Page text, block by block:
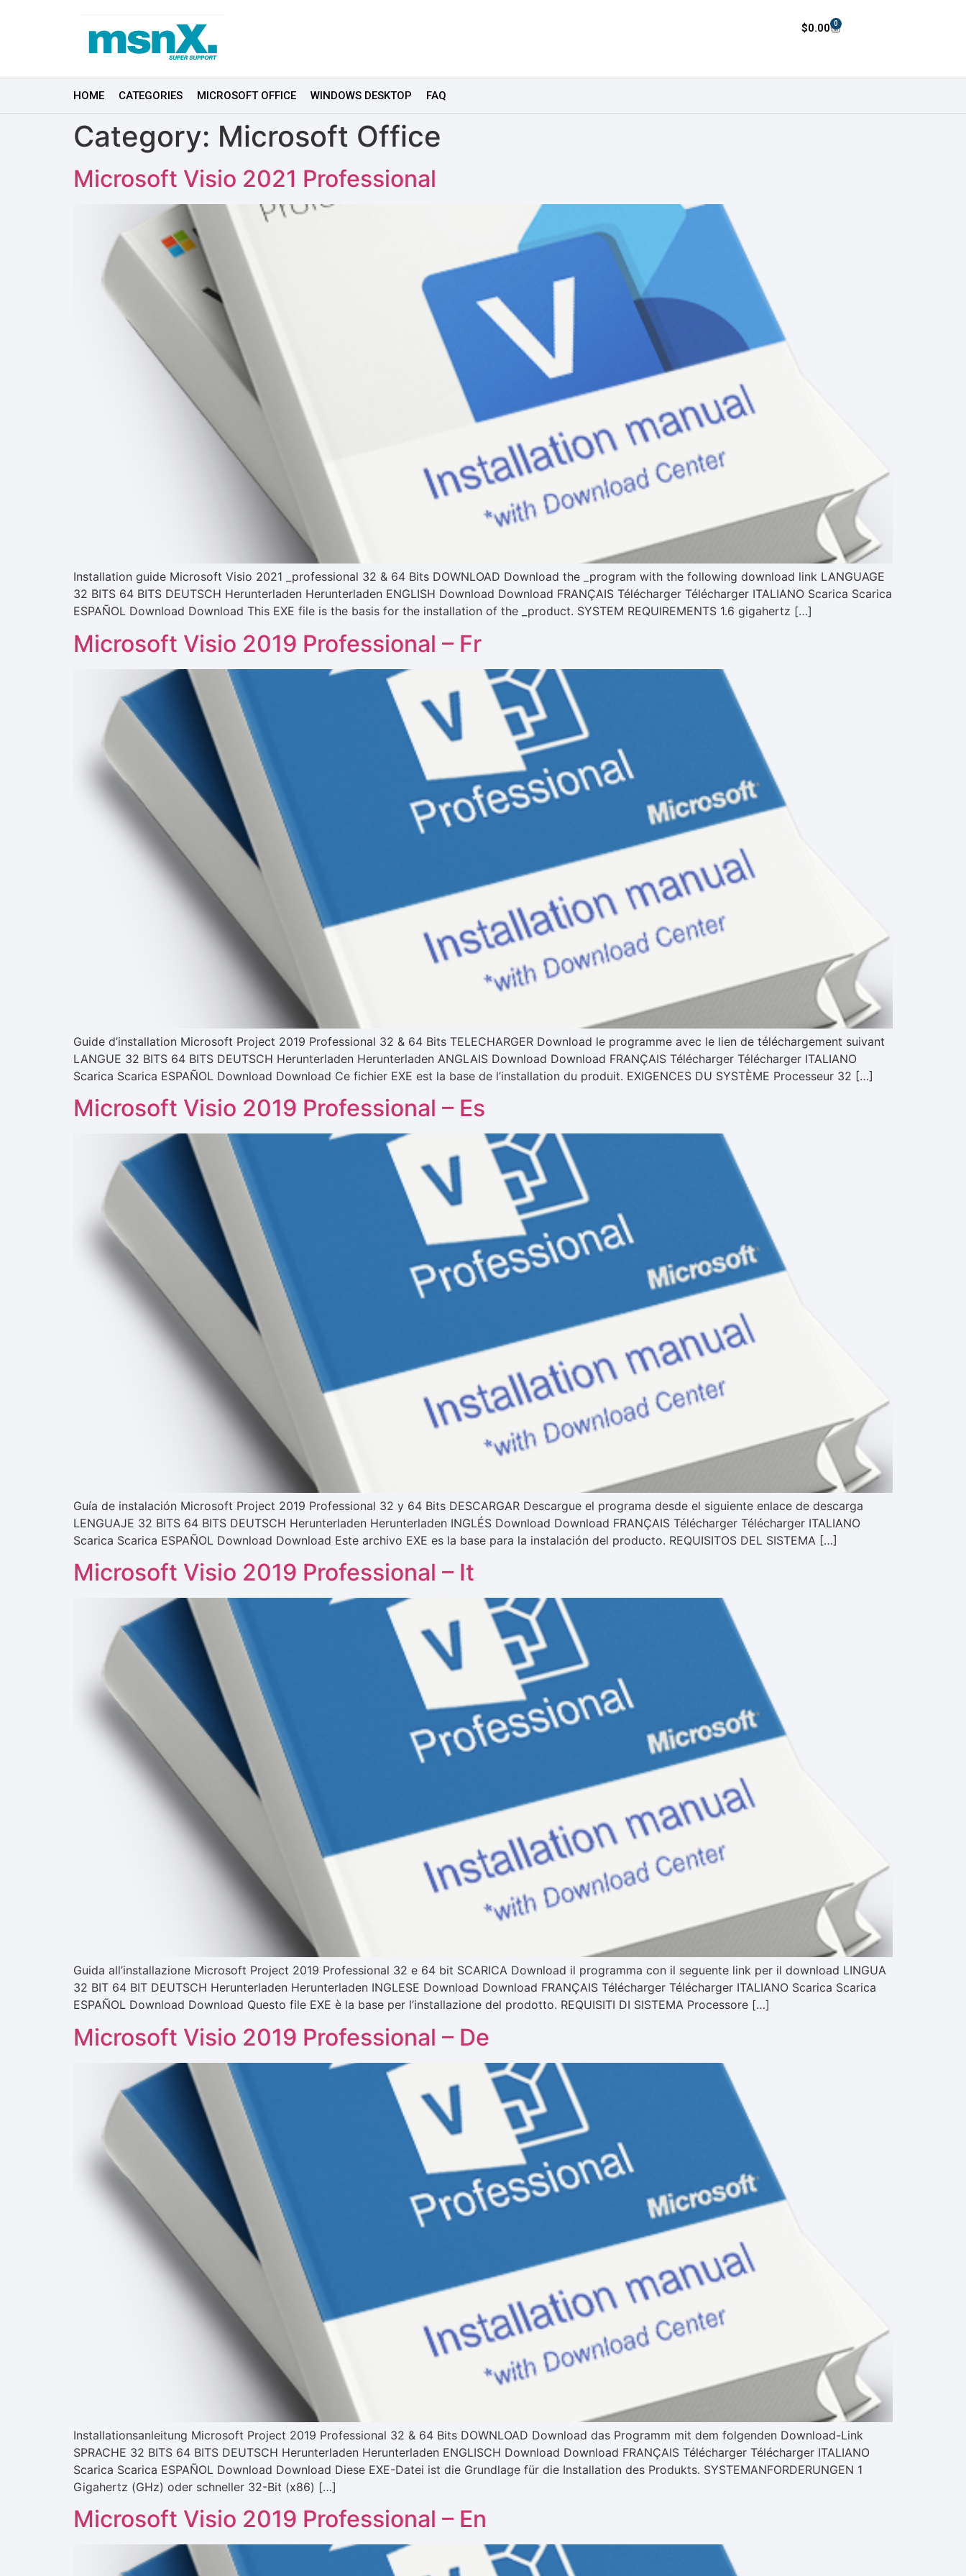
$0.00 0
HOME CATEGORIES MICROSOFT OFFICE WINDOWS DESKTOP FAQ
Category: Microsoft Office
Microsoft Visio 2021 Professional
Installation guide Microsoft Visio 2021 _professional 32 & 64 Bits DOWNLOAD Download the _program with the following download link LANGUAGE
32 BITS 64 BITS DEUTSCH Herunterladen Herunterladen ENGLISH Download Download FRANÇAIS Télécharger Télécharger ITALIANO Scarica Scarica
ESPAÑOL Download Download This EXE file is the basis for the installation of the _product. SYSTEM REQUIREMENTS 1.6 gigahertz […]
Microsoft Visio 2019 Professional – Fr
Guide d’installation Microsoft Project 2019 Professional 32 & 64 Bits TELECHARGER Download le programme avec le lien de téléchargement suivant
LANGUE 32 BITS 64 BITS DEUTSCH Herunterladen Herunterladen ANGLAIS Download Download FRANÇAIS Télécharger Télécharger ITALIANO
Scarica Scarica ESPAÑOL Download Download Ce fichier EXE est la base de l’installation du produit. EXIGENCES DU SYSTÈME Processeur 32 […]
Microsoft Visio 2019 Professional – Es
Guía de instalación Microsoft Project 2019 Professional 32 y 64 Bits DESCARGAR Descargue el programa desde el siguiente enlace de descarga
LENGUAJE 32 BITS 64 BITS DEUTSCH Herunterladen Herunterladen INGLÉS Download Download FRANÇAIS Télécharger Télécharger ITALIANO
Scarica Scarica ESPAÑOL Download Download Este archivo EXE es la base para la instalación del producto. REQUISITOS DEL SISTEMA […]
Microsoft Visio 2019 Professional – It
Guida all’installazione Microsoft Project 2019 Professional 32 e 64 bit SCARICA Download il programma con il seguente link per il download LINGUA
32 BIT 64 BIT DEUTSCH Herunterladen Herunterladen INGLESE Download Download FRANÇAIS Télécharger Télécharger ITALIANO Scarica Scarica
ESPAÑOL Download Download Questo file EXE è la base per l’installazione del prodotto. REQUISITI DI SISTEMA Processore […]
Microsoft Visio 2019 Professional – De
Installationsanleitung Microsoft Project 2019 Professional 32 & 64 Bits DOWNLOAD Download das Programm mit dem folgenden Download-Link
SPRACHE 32 BITS 64 BITS DEUTSCH Herunterladen Herunterladen ENGLISCH Download Download FRANÇAIS Télécharger Télécharger ITALIANO
Scarica Scarica ESPAÑOL Download Download Diese EXE-Datei ist die Grundlage für die Installation des Produkts. SYSTEMANFORDERUNGEN 1
Gigahertz (GHz) oder schneller 32-Bit (x86) […]
Microsoft Visio 2019 Professional – En